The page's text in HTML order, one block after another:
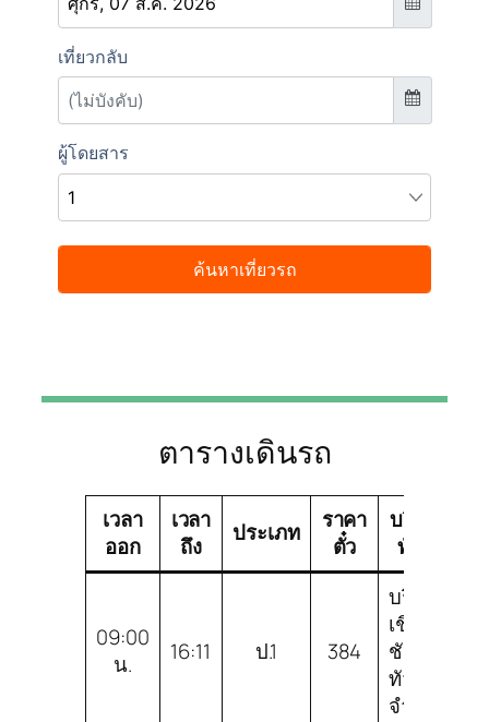
ตารางเดินรถ
เวลา
ออก
เวลา
ถึง
ประเภท
ราคา
ตั๋ว
บริษัท
ทัวร์
09:00
น.
16:11 ป.1 384
บริษัท
เชิด
ชัย
ทัวร์
จำกัด